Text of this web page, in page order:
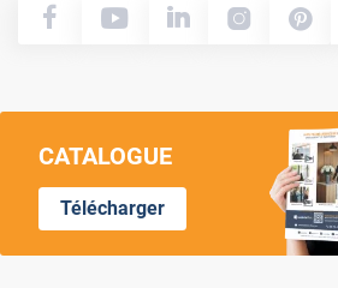
CATALOGUE
Télécharger